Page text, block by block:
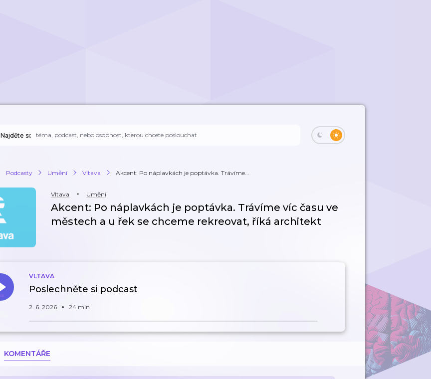
Najděte si:
Podcasty Umění Vltava Akcent: Po náplavkách je poptávka. Trávíme...
Vltava Umění
Akcent: Po náplavkách je poptávka. Trávíme víc času ve
městech a u řek se chceme rekreovat, říká architekt
VLTAVA
Poslechněte si podcast
2. 6. 2026 24 min
KOMENTÁŘE